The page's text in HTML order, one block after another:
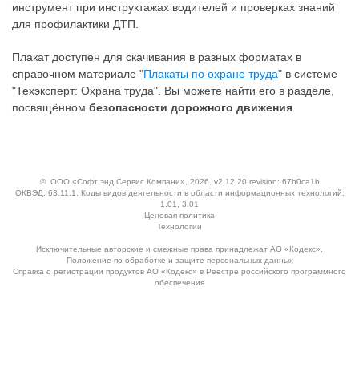
инструмент при инструктажах водителей и проверках знаний
для профилактики ДТП.
Плакат доступен для скачивания в разных форматах в
справочном материале "Плакаты по охране труда" в системе
"Техэксперт: Охрана труда". Вы можете найти его в разделе,
посвящённом безопасности дорожного движения
© ООО «Софт энд Сервис Компани» , 2026, v2.12.20 revision: 67b0ca1b
ОКВЭД: 63.11.1, Коды видов деятельности в области информационных технологий:
1.01, 3.01
Ценовая политика
Технологии
Исключительные авторские и смежные права принадлежат АО «Кодекс».
Положение по обработке и защите персональных данных
Справка о регистрации продуктов АО «Кодекс» в Реестре российского программного
обеспечения